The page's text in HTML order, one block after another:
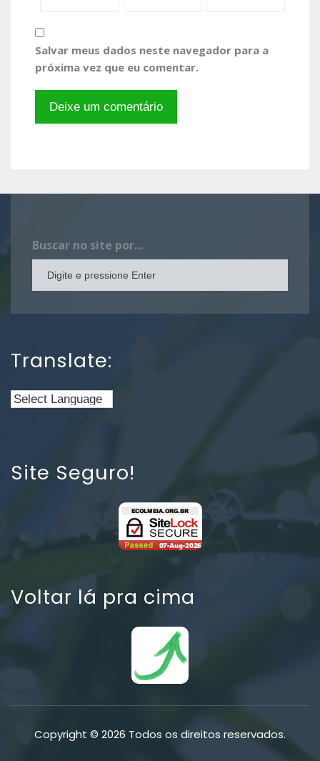
Salvar meus dados neste navegador para a
próxima vez que eu comentar.
Buscar no site por...
Translate:
Site Seguro!
Voltar lá pra cima
Copyright © 2026 Todos os direitos reservados.